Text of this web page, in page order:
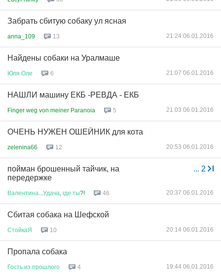
Забрать сбитую собаку ул ясная
anna_109 13 21:24 06.01.2016
Найдены собаки на Уралмаше
Юля Оле 6 21:07 06.01.2016
НАШЛИ машину ЕКБ -РЕВДА - ЕКБ
Finger weg von meiner Paranoia 5 21:03 06.01.2016
ОЧЕНЬ НУЖЕН ОШЕЙНИК для кота
zelenina66 12 20:53 06.01.2016
... 2
пойман брошенный тайчик, на
передержке
Валентина Удача где ты?! 46 20:37 06.01.2016
Сбитая собака на Шефской
СтойкаЯ 10 20:14 06.01.2016
Пропала собака
Гость из прошлого 4 19:44 06.01.2016